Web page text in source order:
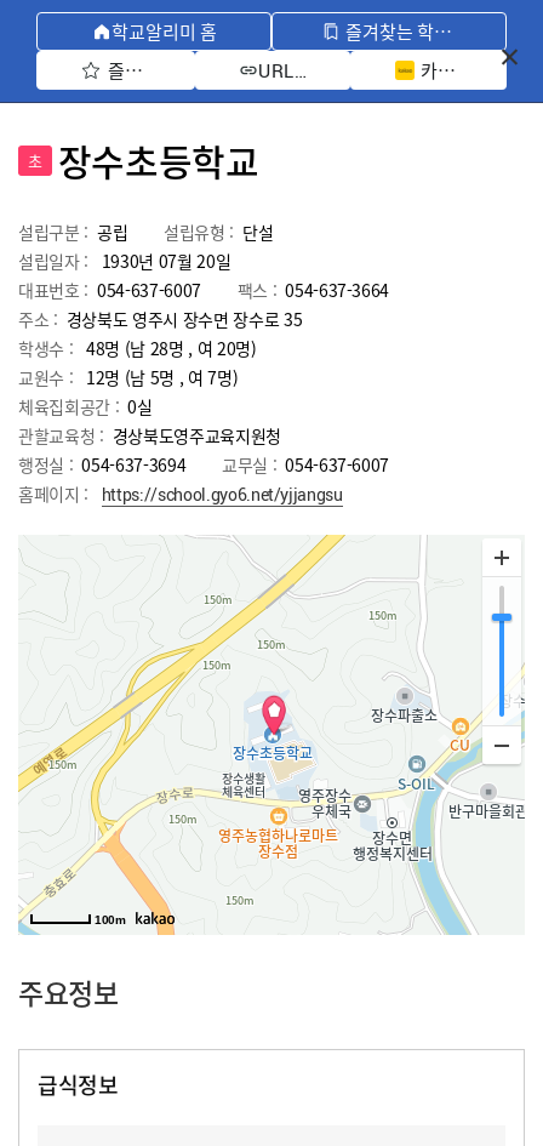
학교알리미 홈
즐겨찾는 학교 모아보기
즐겨찾기 선택
URL 복사 카카오톡 공유
초 장수초등학교
설립구분 : 공립 설립유형 : 단설
설립일자 :
1930년 07월 20일
대표번호 : 054-637-6007 팩스 : 054-637-3664
주소 : 경상북도 영주시 장수면 장수로 35
학생수 : 48명 (남 28명 , 여 20명)
교원수 : 12명 (남 5명 , 여7명)
체육집회공간 : 0실
관할교육청 : 경상북도영주교육지원청
행정실 : 054-637-3694 교무실 : 054-637-6007
홈페이지 :
https://school.gyo6.net/yjjangsu
100m
주요정보
급식정보